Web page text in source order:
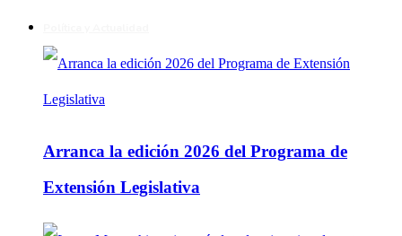
Arranca la edición 2026 del Programa de
Extensión Legislativa